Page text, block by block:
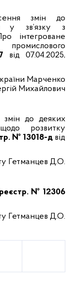
змін до
у зв’язку з
інтегроване
від 07.04.2025,
Марченко
Михайлович
до деяких
розвитку
№ 13018-д від
Гетманцев Д.О.
реєстр. № 12306
Гетманцев Д.О.